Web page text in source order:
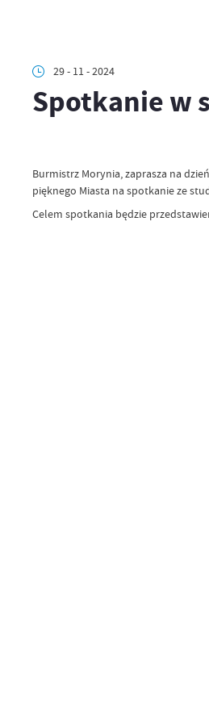
29 - 11 - 2024
Spotkanie w
Burmistrz Morynia, zaprasza na
pięknego Miasta na spotkanie ze
Celem spotkania będzie